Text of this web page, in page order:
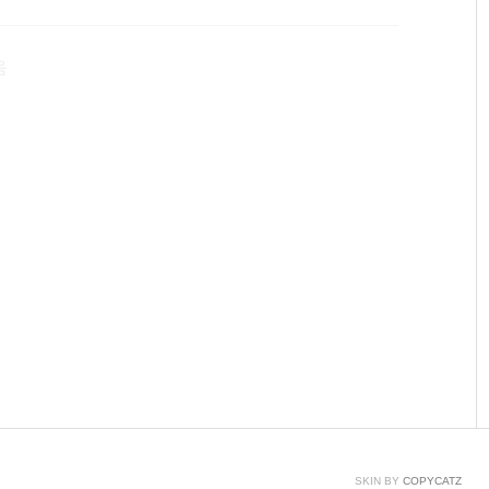
찮다는 갤럭시 제품으로 골라봤습니다.GTX1060 소
SKIN BY COPYCATZ